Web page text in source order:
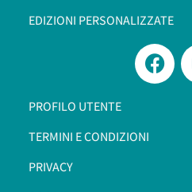
EDIZIONI PERSONALIZZATE
PROFILO UTENTE
TERMINI E CONDIZIONI
PRIVACY